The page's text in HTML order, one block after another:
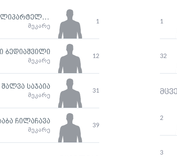
1
ალექსანდრე ლიპარტელიანი
მეკარე
12
ბედიაშვილი
მეკარე
31
შალვა საჯაია
მეკარე
39
ჩილაჩავა
მეკარე
1
32
2
3